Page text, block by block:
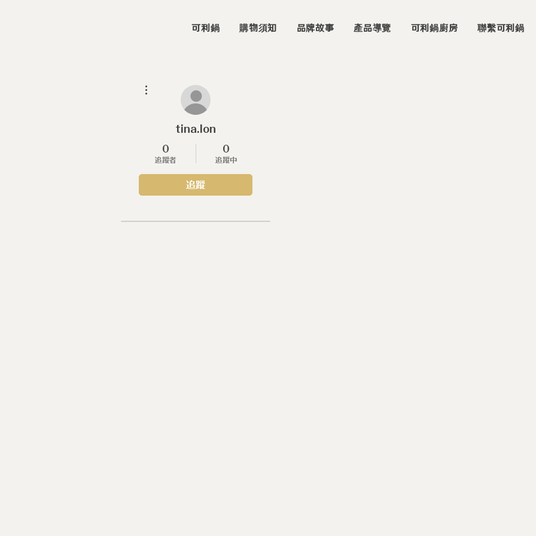
可利鍋 購物須知 品牌故事 產品導覽 可利鍋廚房 聯繫可利鍋
tina.lon
0
追蹤者
0
追蹤中
追蹤